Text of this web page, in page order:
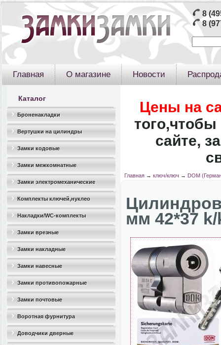
8
8
Главная О магазине Новости
Каталог
Броненакладки
Вертушки на цилиндры
Замки кодовые
Замки межкомнатные
Замки электромеханические
Комплекты ключей,нуклео
Накладки/WC-комплекты
Замки врезные
Замки накладные
Замки навесные
Замки противопожарные
Замки почтовые
Воротная фурнитура
Доводчики дверные
Цены на
того,чтобы
сайте,
Главная→ ключ/ключ → DOM
мм 42*37 k/